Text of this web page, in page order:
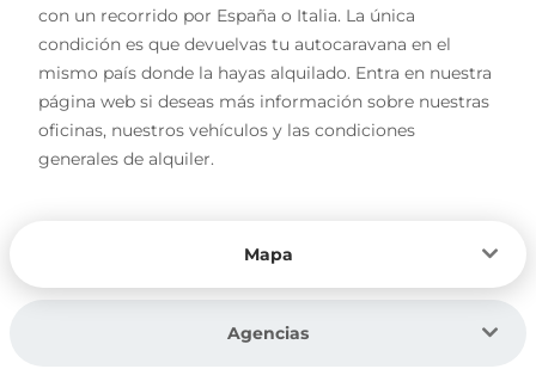
con un recorrido por España o Italia. La única
condición es que devuelvas tu autocaravana en el
mismo país donde la hayas alquilado. Entra en nuestra
página web si deseas más información sobre nuestras
oficinas, nuestros vehículos y las condiciones
generales de alquiler.
Mapa
Agencias